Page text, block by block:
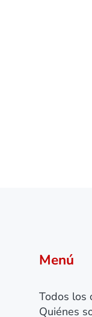
y sonido
Menú
Todos los
Quiénes